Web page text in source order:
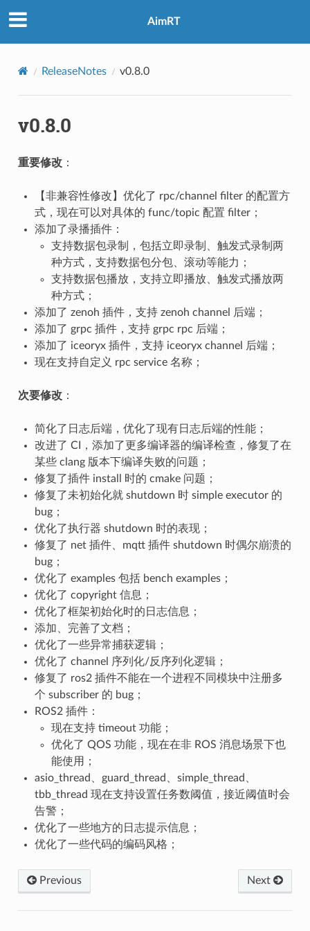
AimRT
ReleaseNotes v0.8.0
v0.8.0
重要修改：
【非兼容性修改】优化了 rpc/channel filter 的配置方
式，现在可以对具体的 func/topic 配置 filter；
添加了录播插件：
支持数据包录制，包括立即录制、触发式录制两
种方式，支持数据包分包、滚动等能力；
支持数据包播放，支持立即播放、触发式播放两
种方式；
添加了 zenoh 插件，支持 zenoh channel 后端；
添加了 grpc 插件，支持 grpc rpc 后端；
添加了 iceoryx 插件，支持 iceoryx channel 后端；
现在支持自定义 rpc service 名称；
次要修改：
简化了日志后端，优化了现有日志后端的性能；
改进了 CI，添加了更多编译器的编译检查，修复了在
某些 clang 版本下编译失败的问题；
修复了插件 install 时的 cmake 问题；
修复了未初始化就 shutdown 时 simple executor 的
bug；
优化了执行器 shutdown 时的表现；
修复了 net 插件、mqtt 插件 shutdown 时偶尔崩溃的
bug；
优化了 examples 包括 bench examples；
优化了 copyright 信息；
优化了框架初始化时的日志信息；
添加、完善了文档；
优化了一些异常捕获逻辑；
优化了 channel 序列化/反序列化逻辑；
修复了 ros2 插件不能在一个进程不同模块中注册多
个 subscriber 的 bug；
ROS2 插件：
现在支持 timeout 功能；
优化了 QOS 功能，现在在非 ROS 消息场景下也
能使用；
asio_thread、guard_thread、simple_thread、
tbb_thread 现在支持设置任务数阈值，接近阈值时会
告警；
优化了一些地方的日志提示信息；
优化了一些代码的编码风格；
Previous Next